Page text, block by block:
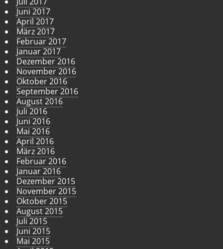
Juni 2017
April 2017
März 2017
Februar 2017
Januar 2017
Dezember 2016
November 2016
Oktober 2016
September 2016
August 2016
Juli 2016
Juni 2016
Mai 2016
April 2016
März 2016
Februar 2016
Januar 2016
Dezember 2015
November 2015
Oktober 2015
August 2015
Juli 2015
Juni 2015
Mai 2015